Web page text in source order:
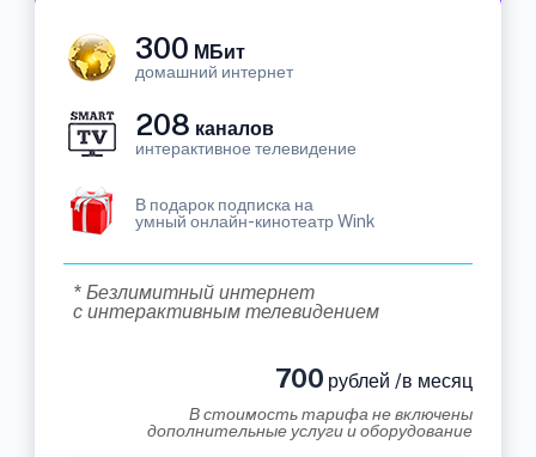
300 МБит
домашний интернет
208 каналов
интерактивное телевидение
В подарок подписка на
умный онлайн-кинотеатр Wink
* Безлимитный интернет
с интерактивным телевидением
700 рублей /в месяц
В стоимость тарифа не включены
дополнительные услуги и оборудование